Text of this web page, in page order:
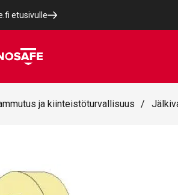
etusivulle
ja kiinteistöturvallisuus /